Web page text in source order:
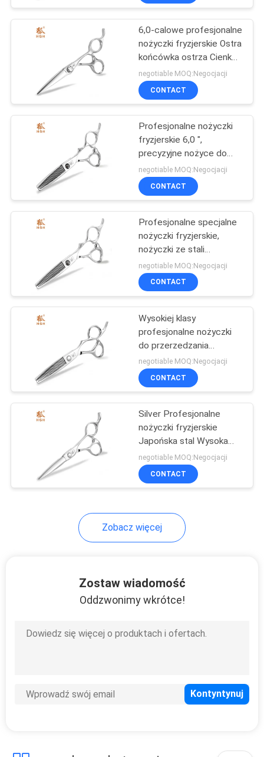
6,0-calowe profesjonalne
nożyczki fryzjerskie Ostra
końcówka ostrza Cienka
głowica tnąca
negotiable MOQ:Negocjacji
CONTACT
Profesjonalne nożyczki
fryzjerskie 6,0 ",
precyzyjne nożyce do
cięcia wysokiej klasy
negotiable MOQ:Negocjacji
CONTACT
Profesjonalne specjalne
nożyczki fryzjerskie,
nożyczki ze stali
kobaltowej T Kształt
zęba
negotiable MOQ:Negocjacji
CONTACT
Wysokiej klasy
profesjonalne nożyczki
do przerzedzania
włosów do
grawerowania 26 zębów
negotiable MOQ:Negocjacji
CONTACT
Silver Profesjonalne
nożyczki fryzjerskie
Japońska stal Wysoka
wydajność
negotiable MOQ:Negocjacji
CONTACT
Zobacz więcej
Zostaw wiadomość
Oddzwonimy wkrótce!